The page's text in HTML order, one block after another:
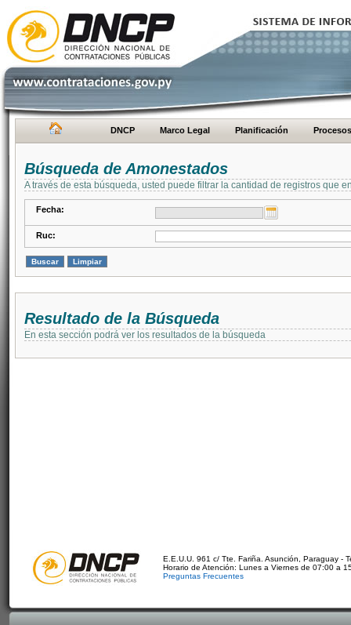
DNCP Marco Legal Planificación Procesos
Búsqueda de Amonestados
A través de esta búsqueda, usted puede filtrar la cantidad de registros que
Fecha:
Ruc:
Resultado de la Búsqueda
En esta sección podrá ver los resultados de la búsqueda
E.E.U.U. 961 c/ Tte. Fariña. Asunción, Paraguay -
Horario de Atención: Lunes a Viernes de 07:00 a
Preguntas Frecuentes